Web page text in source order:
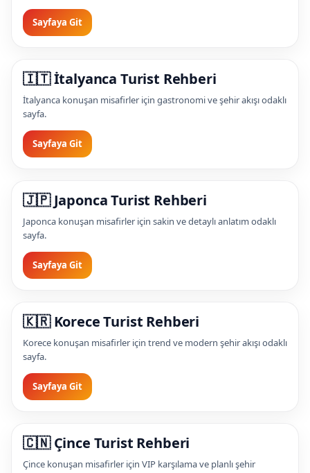
Sayfaya Git
🇮🇹 İtalyanca Turist Rehberi
İtalyanca konuşan misafirler için gastronomi ve şehir akışı odaklı
sayfa.
Sayfaya Git
🇯🇵 Japonca Turist Rehberi
Japonca konuşan misafirler için sakin ve detaylı anlatım odaklı
sayfa.
Sayfaya Git
🇰🇷 Korece Turist Rehberi
Korece konuşan misafirler için trend ve modern şehir akışı odaklı
sayfa.
Sayfaya Git
🇨🇳 Çince Turist Rehberi
Çince konuşan misafirler için VIP karşılama ve planlı şehir